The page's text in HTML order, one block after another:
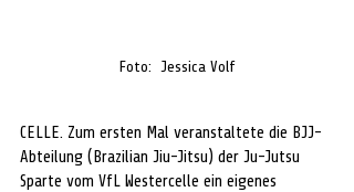
Foto:  Jessica Volf
CELLE. Zum ersten Mal veranstaltete die BJJ-
Abteilung (Brazilian Jiu-Jitsu) der Ju-Jutsu
Sparte vom VfL Westercelle ein eigenes